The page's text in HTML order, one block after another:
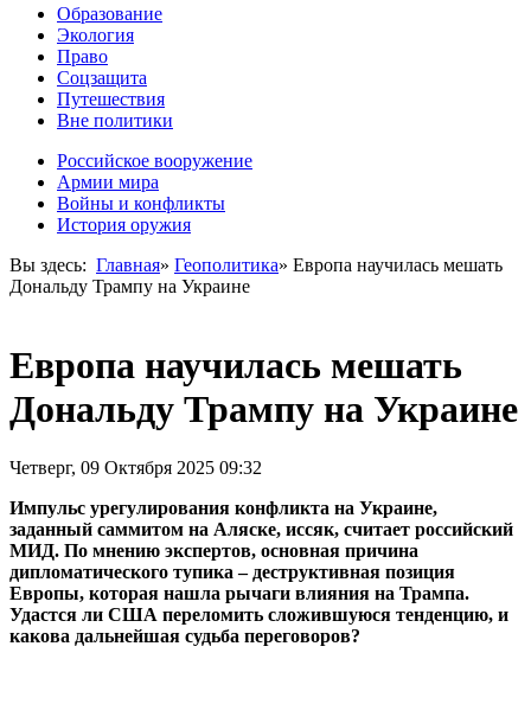
Образование
Экология
Право
Соцзащита
Путешествия
Вне политики
Российское вооружение
Армии мира
Войны и конфликты
История оружия
Вы здесь: Главная» Геополитика» Европа научилась мешать
Дональду Трампу на Украине
Европа научилась мешать
Дональду Трампу на Украине
Четверг, 09 Октября 2025 09:32
Импульс урегулирования конфликта на Украине,
заданный саммитом на Аляске, иссяк, считает российский
МИД. По мнению экспертов, основная причина
дипломатического тупика – деструктивная позиция
Европы, которая нашла рычаги влияния на Трампа.
Удастся ли США переломить сложившуюся тенденцию, и
какова дальнейшая судьба переговоров?